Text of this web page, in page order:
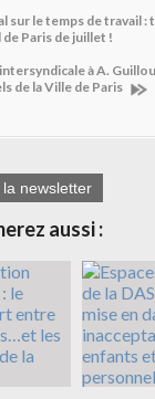
sur le temps de travail :
Paris de juillet !
à A.
de la Ville de Paris
newsletter
aussi :